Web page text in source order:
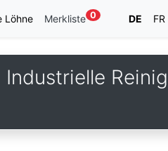
Löhne Merkliste 0 DE FR